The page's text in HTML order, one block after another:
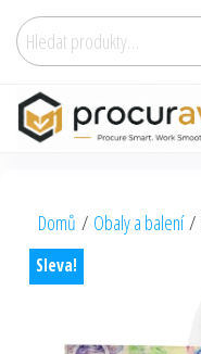
Hledat:
Domů / Obaly a balení/
Sleva!